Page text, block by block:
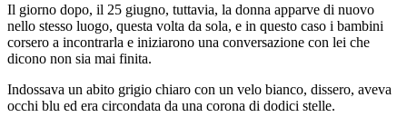
Il giorno dopo, il 25 giugno, tuttavia, la donna apparve di nuovo
nello stesso luogo, questa volta da sola, e in questo caso i bambini
corsero a incontrarla e iniziarono una conversazione con lei che
dicono non sia mai finita.
Indossava un abito grigio chiaro con un velo bianco, dissero, aveva
occhi blu ed era circondata da una corona di dodici stelle.